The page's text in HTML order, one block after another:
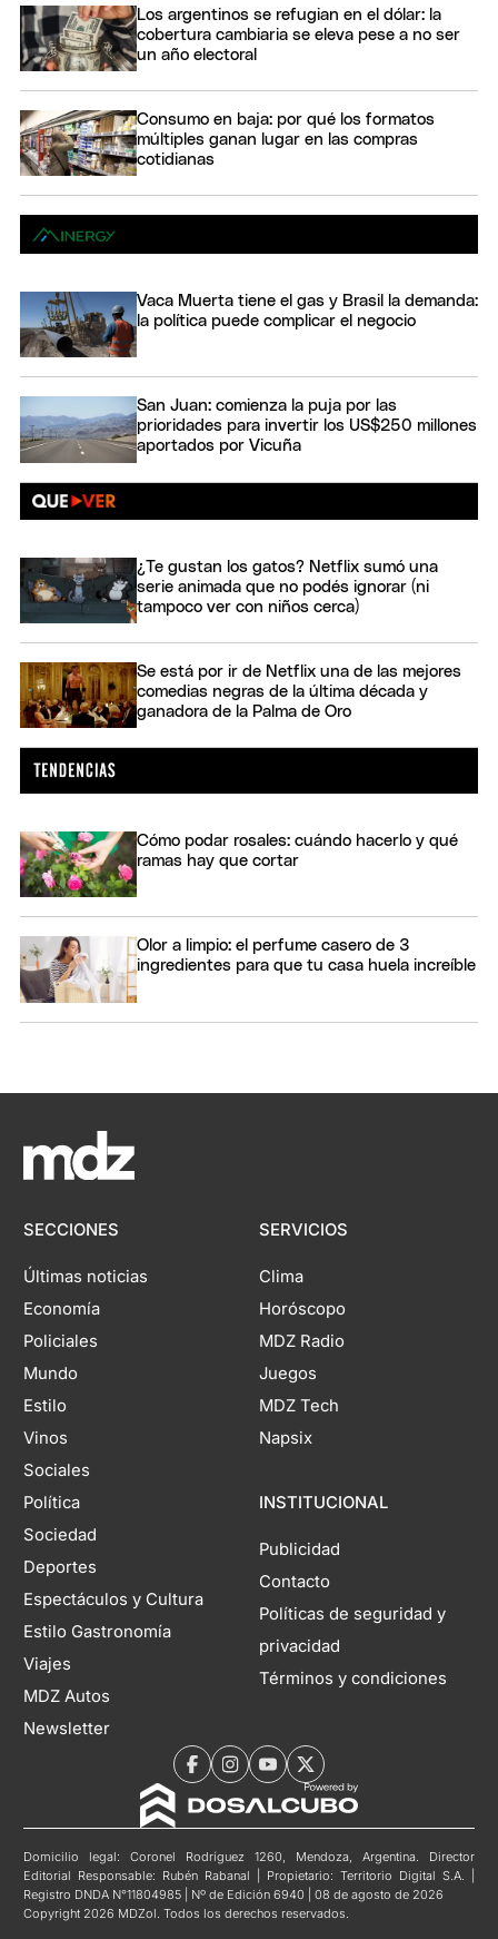
Los argentinos se refugian en el dólar: la
cobertura cambiaria se eleva pese a no ser
un año electoral
Consumo en baja: por qué los formatos
múltiples ganan lugar en las compras
cotidianas
Vaca Muerta tiene el gas y Brasil la demanda:
la política puede complicar el negocio
San Juan: comienza la puja por las
prioridades para invertir los US$250 millones
aportados por Vicuña
¿Te gustan los gatos? Netflix sumó una
serie animada que no podés ignorar (ni
tampoco ver con niños cerca)
Se está por ir de Netflix una de las mejores
comedias negras de la última década y
ganadora de la Palma de Oro
Cómo podar rosales: cuándo hacerlo y qué
ramas hay que cortar
Olor a limpio: el perfume casero de 3
ingredientes para que tu casa huela increíble
SECCIONES
Últimas noticias
Economía
Policiales
Mundo
Estilo
Vinos
Sociales
Política
Sociedad
Deportes
Espectáculos y Cultura
Estilo Gastronomía
Viajes
MDZ Autos
Newsletter
SERVICIOS
Clima
Horóscopo
MDZ Radio
Juegos
MDZ Tech
Napsix
INSTITUCIONAL
Publicidad
Contacto
Políticas de seguridad y
privacidad
Términos y condiciones
Domicilio legal: Coronel Rodríguez 1260, Mendoza, Argentina. Director
Editorial Responsable: Rubén Rabanal | Propietario: Territorio Digital S.A. |
Registro DNDA N°11804985 | Nº de Edición 6940 | 08 de agosto de 2026
Copyright 2026 MDZol. Todos los derechos reservados.